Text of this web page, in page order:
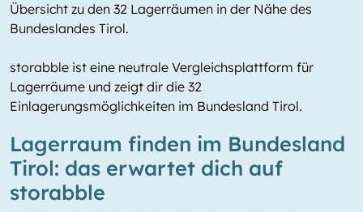
Übersicht zu den 32 Lagerräumen in der Nähe des
Bundeslandes Tirol.
storabble ist eine neutrale Vergleichsplattform für
Lagerräume und zeigt dir die 32
Einlagerungsmöglichkeiten im Bundesland Tirol.
Lagerraum finden im Bundesland
Tirol: das erwartet dich auf
storabble